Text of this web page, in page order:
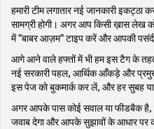
हमारी टीम लगातार नई जानकारी इकट्ठा
सामग्री होगी। अगर आप किसी ख़ास लेख
में "बाबर आज़म" टाइप करें और आपकी
आगे आने वाले हफ्तों में भी हम इस टैग के
नई सरकारी पहल, आर्थिक आँकड़े और
इस पेज को बुकमार्क कर लें, और हर सुबह
अगर आपके पास कोई सवाल या फीडबैक है,
जवाब देगा और आपके सुझावों के आधार पर